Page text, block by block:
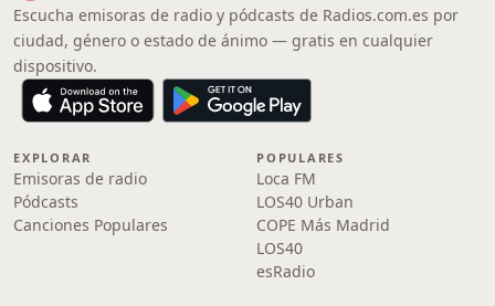
Escucha emisoras de radio y pódcasts de Radios.com.es por
ciudad, género o estado de ánimo — gratis en cualquier
dispositivo.
EXPLORAR
Emisoras de radio
Pódcasts
Canciones Populares
POPULARES
Loca FM
LOS40 Urban
COPE Más Madrid
LOS40
esRadio